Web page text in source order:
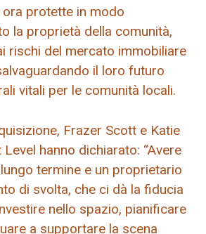
protette in modo
la proprietà della comunità,
rischi del mercato immobiliare
il loro futuro
vitali per le comunità locali.
Frazer Scott e Katie
hanno dichiarato: “Avere
termine e un proprietario
di svolta, che ci dà la fiducia
nello spazio, pianificare
a supportare la scena